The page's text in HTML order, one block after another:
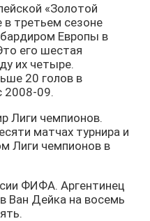
«Золотой
в третьем сезоне
Европы в
его шестая
их четыре.
20 голов в
2008-09.
Лиги чемпионов.
матчах турнира и
Лиги чемпионов в
ФИФА. Аргентинец
Ван Дейка на восемь